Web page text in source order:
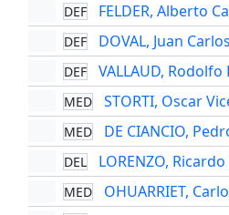
DEF FELDER, Alberto
DEF DOVAL, Juan Carlos
DEF VALLAUD,
MED STORTI, Oscar
MED DE CIANCIO,
DEL LORENZO,
MED OHUARRIET,